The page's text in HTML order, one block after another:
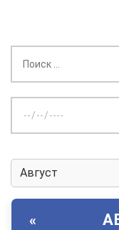
дату:
«